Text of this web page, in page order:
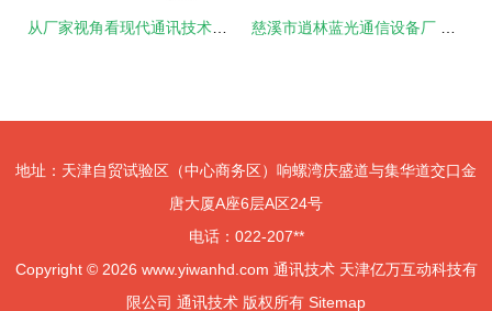
地址：天津自贸试验区（中心商务区）响螺湾庆盛道与集华道交口金
唐大厦A座6层A区24号
电话：022-207**
Copyright © 2026 www.yiwanhd.com 通讯技术 天津亿万互动科技有
限公司 通讯技术 版权所有 Sitemap